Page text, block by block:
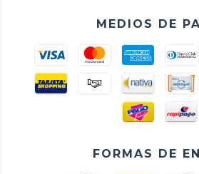
MEDIOS DE
FORMAS DE